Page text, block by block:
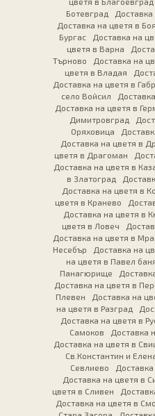
Ботевград
Доставка на цветя в
Бургас
Доставка на
цветя в Варна
Търново
Доставка на
цветя в Владая
Доставка на цветя в
село Войсил
Доставка на цветя в
Димитровград
Оряховица
Доставка на цветя в
цветя в Драгоман
Доставка на цветя в
в Златоград
Доставка на цветя в
цветя в Кранево
Доставка на цветя в
цветя в Ловеч
Доставка на цветя в
Несебър
Доставка на
на цветя в Павел
Панагюрище
Доставка на цветя в
Плевен
Доставка на
на цветя в Разград
Доставка на цветя в
Самоков
Доставка
Доставка на цветя в
Св.Константин и
Севлиево
Доставка на цветя в
цветя в Сливен
Доставка на цветя в